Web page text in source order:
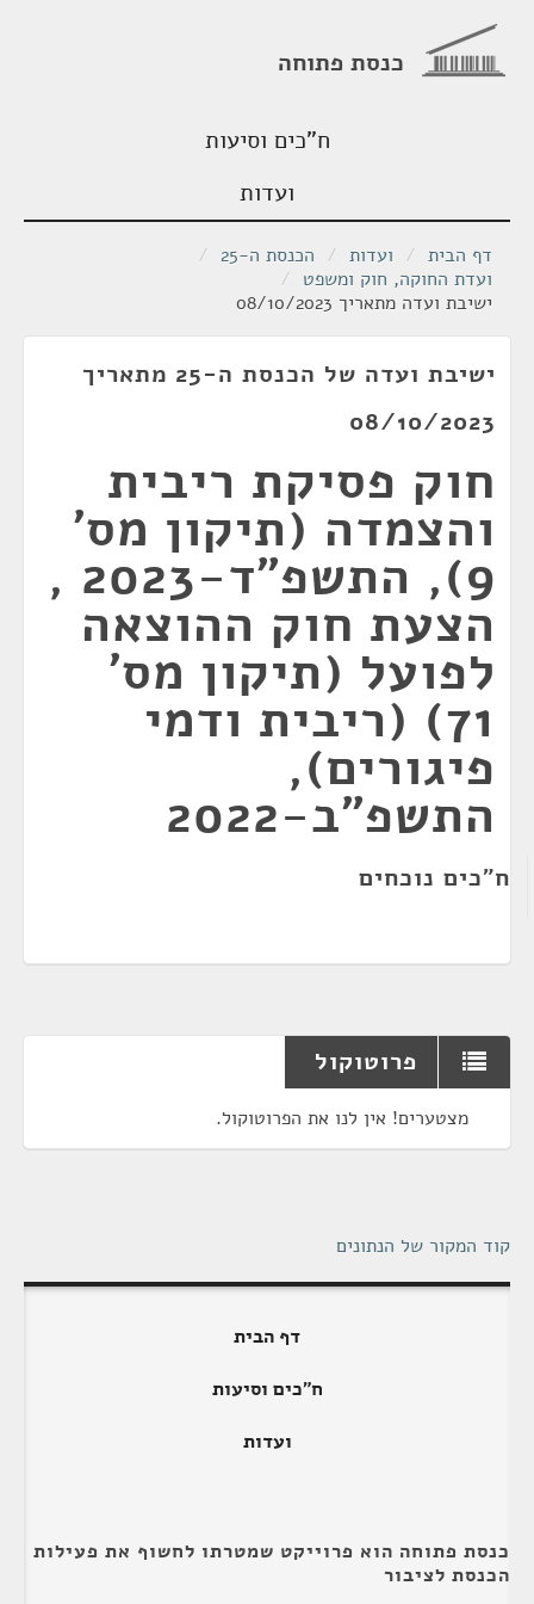
כנסת פתוחה
ח"כים וסיעות
ועדות
דף הבית / ועדות / הכנסת ה-25
/
ועדת החוקה, חוק ומשפט /
ישיבת ועדה מתאריך 08/10/2023
ישיבת ועדה של הכנסת ה-25 מתאריך
08/10/2023
חוק פסיקת ריבית
והצמדה (תיקון מס'
9), התשפ"ד-2023 ,
הצעת חוק ההוצאה
לפועל (תיקון מס'
71) (ריבית ודמי
פיגורים),
התשפ"ב-2022
ח"כים נוכחים
פרוטוקול
מצטערים! אין לנו את הפרוטוקול.
קוד המקור של הנתונים
דף הבית
ח"כים וסיעות
ועדות
כנסת פתוחה הוא פרוייקט שמטרתו לחשוף את פעילות
הכנסת לציבור